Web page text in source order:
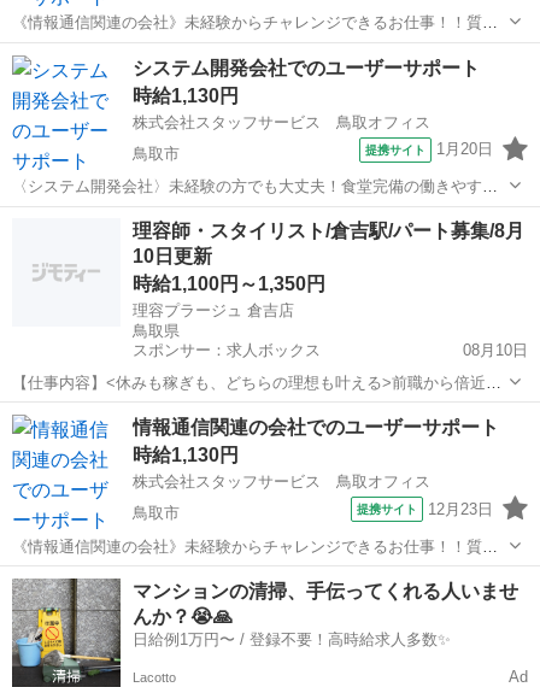
《情報通信関連の会社》未経験からチャレンジできるお仕事！！質問
しやすい環境です！ 【お願いしたいお仕事の内容】端末やシステ
ムに関する対応、社員の利用する機器・ＰＣ・プリンター・業務シス
テムに関する問い合わせ対応などをお...
鳥取
システム開発会社でのユーザーサポート
時給1,130円
株式会社スタッフサービス 鳥取オフィス
鳥取市
提携サイト 1月20日
〈システム開発会社〉未経験の方でも大丈夫！食堂完備の働きやすい
職場です！ 【お願いしたいお仕事の内容】情報システム部門のヘ
ルプ対応(東京の案件を遠隔でサポートする業務)：社内のユーザーから
の端末やシステムに関する対応、...
鳥取市 その他
理容師・スタイリスト/倉吉駅/パート募集/8月
10日更新
時給1,100円～1,350円
理容プラージュ 倉吉店
鳥取県
スポンサー：求人ボックス
08月10日
【仕事内容】<休みも稼ぎも、どちらの理想も叶える>前職から倍近い
給与になったスタッフも多数 <募集職種> 理容師 <仕事内容> 様々なお
客さまの「らしさ」を叶える、サロン業務全般をお任せします <プラ
ージュならではの働きやすさ&成...
アルバイト・パート
情報通信関連の会社でのユーザーサポート
時給1,130円
株式会社スタッフサービス 鳥取オフィス
鳥取市
提携サイト 12月23日
《情報通信関連の会社》未経験からチャレンジできるお仕事！！質問
しやすい環境です！ 【お願いしたいお仕事の内容】端末やシステ
ムに関する対応、社員の利用する機器・ＰＣ・プリンター・業務シス
テムに関する問い合わせ対応などをお...
鳥取 鳥取市
マンションの清掃、手伝ってくれる人いませ
んか？😭🙏
日給例1万円〜 / 登録不要！高時給求人多数✨
Lacotto Ad